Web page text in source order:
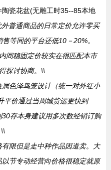
瓷花盆(无雕工时35--85本地
外普通商品的日常定价允许零买
等同的平台还低10－20%。
间稳固定价较实在很匹配本市
探讨协商。\\
色泽鸟笼设计（统一对外红小
平价通过当周城货运更快到
存本身建议用多次数经销订购
限但是走中种作品因道卖。大
节专动经营向价格很稳定就原